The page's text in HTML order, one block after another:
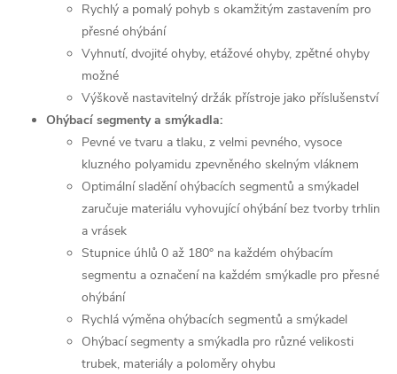
Rychlý a pomalý pohyb s okamžitým zastavením pro
přesné ohýbání
Vyhnutí, dvojité ohyby, etážové ohyby, zpětné ohyby
možné
Výškově nastavitelný držák přístroje jako příslušenství
Ohýbací segmenty a smýkadla:
Pevné ve tvaru a tlaku, z velmi pevného, vysoce
kluzného polyamidu zpevněného skelným vláknem
Optimální sladění ohýbacích segmentů a smýkadel
zaručuje materiálu vyhovující ohýbání bez tvorby trhlin
a vrásek
Stupnice úhlů 0 až 180° na každém ohýbacím
segmentu a označení na každém smýkadle pro přesné
ohýbání
Rychlá výměna ohýbacích segmentů a smýkadel
Ohýbací segmenty a smýkadla pro různé velikosti
trubek, materiály a poloměry ohybu